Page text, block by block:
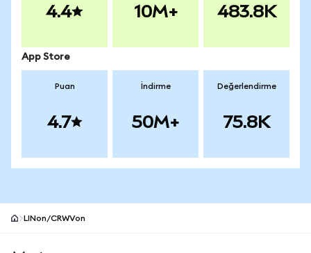
4.4 10M+ 483.8K
App Store
Puan
4.7
İndirme
50M+
Değerlendirme
75.8K
LINon/CRWVon